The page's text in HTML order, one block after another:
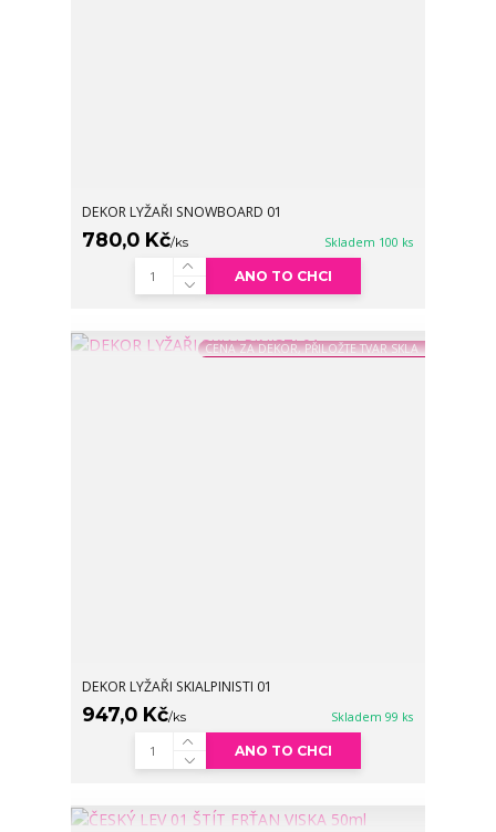
DEKOR LYŽAŘI SNOWBOARD 01
780,0 Kč/ks Skladem 100 ks
ANO TO CHCI
CENA ZA DEKOR, PŘILOŽTE TVAR SKLA
DEKOR LYŽAŘI SKIALPINISTI 01
947,0 Kč/ks Skladem 99 ks
ANO TO CHCI